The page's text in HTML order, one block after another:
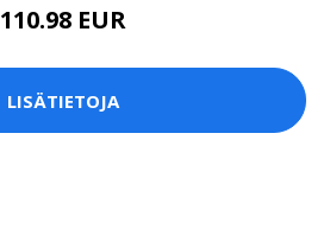
110.98 EUR
LISÄTIETOJA